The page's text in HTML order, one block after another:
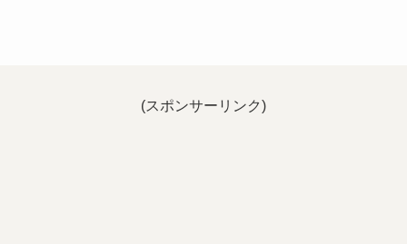
(スポンサーリンク)